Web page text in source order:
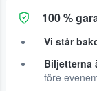
100 %
Vi står
Biljetterna
före